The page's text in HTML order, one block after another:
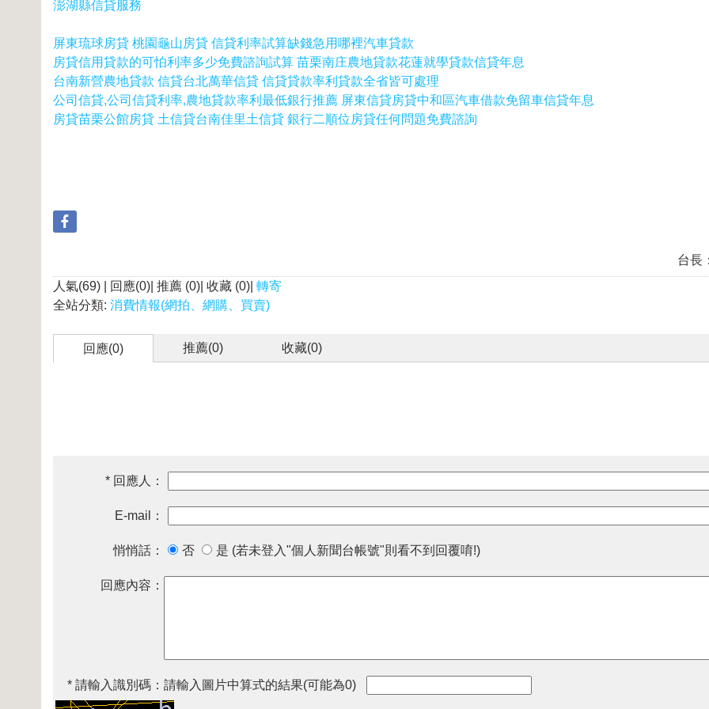
澎湖縣信貸服務
屏東琉球房貸 桃園龜山房貸 信貸利率試算缺錢急用哪裡汽車貸款
房貸信用貸款的可怕利率多少免費諮詢試算 苗栗南庄農地貸款花蓮就學貸款信貸年息
台南新營農地貸款 信貸台北萬華信貸 信貸貸款率利貸款全省皆可處理
公司信貸,公司信貸利率,農地貸款率利最低銀行推薦 屏東信貸房貸中和區汽車借款免留車信貸年息
房貸苗栗公館房貸 土信貸台南佳里土信貸 銀行二順位房貸任何問題免費諮詢
台長
人氣(69) | 回應(0)| 推薦 (0)| 收藏 (0)| 轉寄
全站分類: 消費情報(網拍、網購、買賣)
回應(0) 推薦(0) 收藏(0)
* 回應人：
E-mail：
悄悄話： 否 是 (若未登入"個人新聞台帳號"則看不到回覆唷!)
回應內容：
* 請輸入識別碼： 請輸入圖片中算式的結果(可能為0)